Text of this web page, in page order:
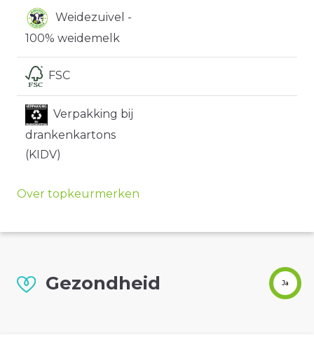
Weidezuivel -
100% weidemelk
FSC
Verpakking bij
drankenkartons
(KIDV)
Over topkeurmerken
Gezondheid Ja